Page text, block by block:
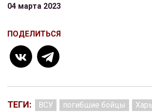
04 марта 2023
ПОДЕЛИТЬСЯ
ТЕГИ: ВСУ погибшие бойцы